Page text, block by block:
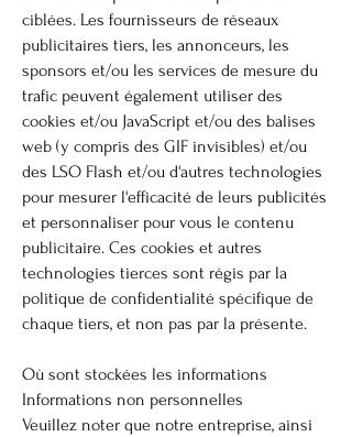
ciblées. Les fournisseurs de réseaux
publicitaires tiers, les annonceurs, les
sponsors et/ou les services de mesure du
trafic peuvent également utiliser des
cookies et/ou JavaScript et/ou des balises
web (y compris des GIF invisibles) et/ou
des LSO Flash et/ou d'autres technologies
pour mesurer l'efficacité de leurs publicités
et personnaliser pour vous le contenu
publicitaire. Ces cookies et autres
technologies tierces sont régis par la
politique de confidentialité spécifique de
chaque tiers, et non pas par la présente.
Où sont stockées les informations
Informations non personnelles
Veuillez noter que notre entreprise, ainsi